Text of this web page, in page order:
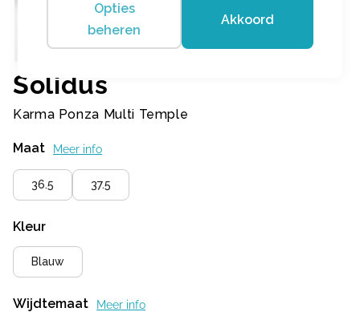
Solidus
Karma Ponza Multi Temple
Kleur
Blauw
Maat Meer info
36.5 37.5
Wijdtemaat Meer info
Opties
beheren
Akkoord